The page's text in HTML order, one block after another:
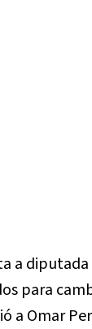
a
para
a Omar